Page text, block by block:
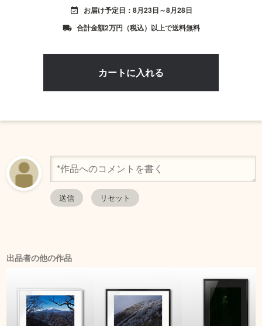
event_available お届け予定日：8月23日～8月28日
local_shipping 合計金額2万円（税込）以上で送料無料
出品者の他の作品